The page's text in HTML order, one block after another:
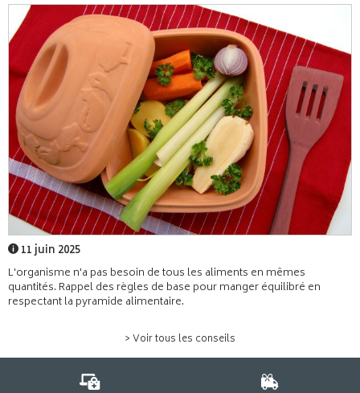
11 juin 2025
L'organisme n'a pas besoin de tous les aliments en mêmes
quantités. Rappel des règles de base pour manger équilibré en
respectant la pyramide alimentaire.
> Voir tous les conseils